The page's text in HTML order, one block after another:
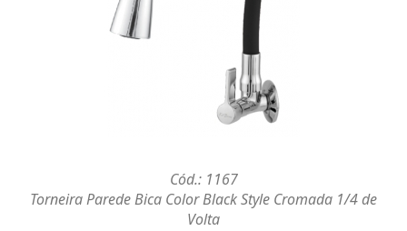
Cód.: 1167
Torneira Parede Bica Color Black Style Cromada 1/4 de
Volta